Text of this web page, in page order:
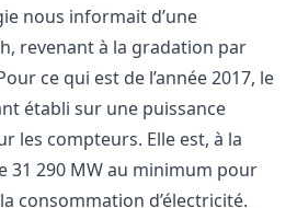
nous informait d’une
revenant à la gradation par
ce qui est de l’année 2017, le
établi sur une puissance
les compteurs. Elle est, à la
31 290 MW au minimum pour
consommation d’électricité.